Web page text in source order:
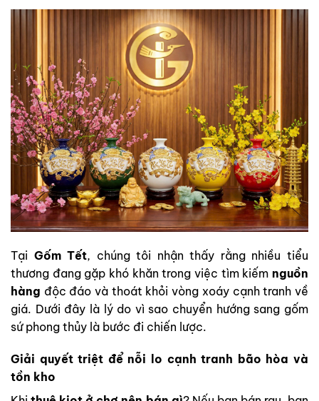
Tại Gốm Tết, chúng tôi nhận thấy rằng nhiều tiểu
thương đang gặp khó khăn trong việc tìm kiếm nguồn
hàng độc đáo và thoát khỏi vòng xoáy cạnh tranh về
giá. Dưới đây là lý do vì sao chuyển hướng sang gốm
sứ phong thủy là bước đi chiến lược.
Giải quyết triệt để nỗi lo cạnh tranh bão hòa và
tồn kho